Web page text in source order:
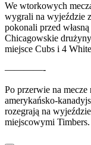
We wtorkowych
wygrali na wyjeździe
pokonali przed
Chicagowskie
miejsce Cubs i 4
————-
Po przerwie na mecze
amerykańsko-
rozegrają na
miejscowymi